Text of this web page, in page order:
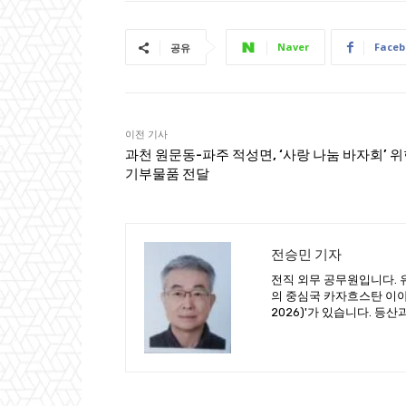
공유 Naver
이전 기사
과천 원문동-파주 적성면, ‘사랑 나눔 바자회’
기부물품 전달
전승민 기자
전직 외무 공무원입니다.
의 중심국 카자흐스탄 이
2026)'가 있습니다. 등산